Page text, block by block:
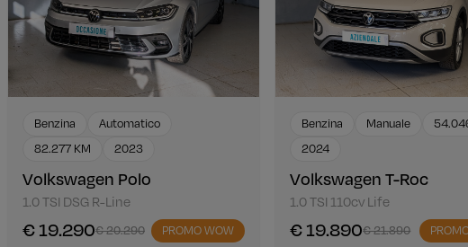
Benzina
Automatico
82.277 KM
2023
Volkswagen Polo
1.0 TSI DSG R-Line
€ 19.290€ 20.290 PROMO WOW
Benzina Manuale
2024
Volkswagen T-Roc
1.0 TSI 110cv Life
€ 19.890€ 21.890